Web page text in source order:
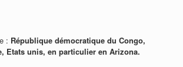
: République démocratique du Congo,
Etats unis, en particulier en Arizona.